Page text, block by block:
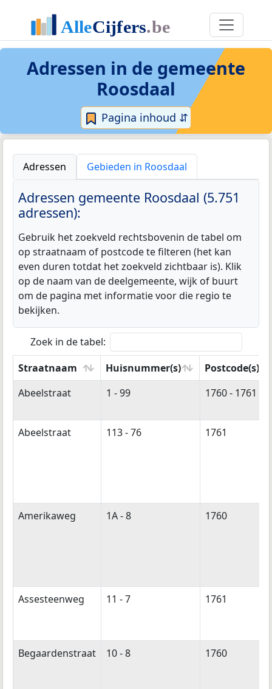
Adressen in de gemeente
Roosdaal
Pagina inhoud ⇵
Adressen Gebieden in Roosdaal
Adressen gemeente Roosdaal (5.751
adressen):
Gebruik het zoekveld rechtsbovenin de tabel om
op straatnaam of postcode te filteren (het kan
even duren totdat het zoekveld zichtbaar is). Klik
op de naam van de deelgemeente, wijk of buurt
om de pagina met informatie voor die regio te
bekijken.
Zoek in de tabel:
Straatnaam
Huisnummer(s)
Postcode(s)
Straatnaam
Huisnummer(s) Postcode(s)
Abeelstraat 1 - 99 1760 - 1761
Abeelstraat 113 - 76 1761
Amerikaweg 1A - 8 1760
Assesteenweg 11 - 7 1761
Begaardenstraat 10 - 8 1760